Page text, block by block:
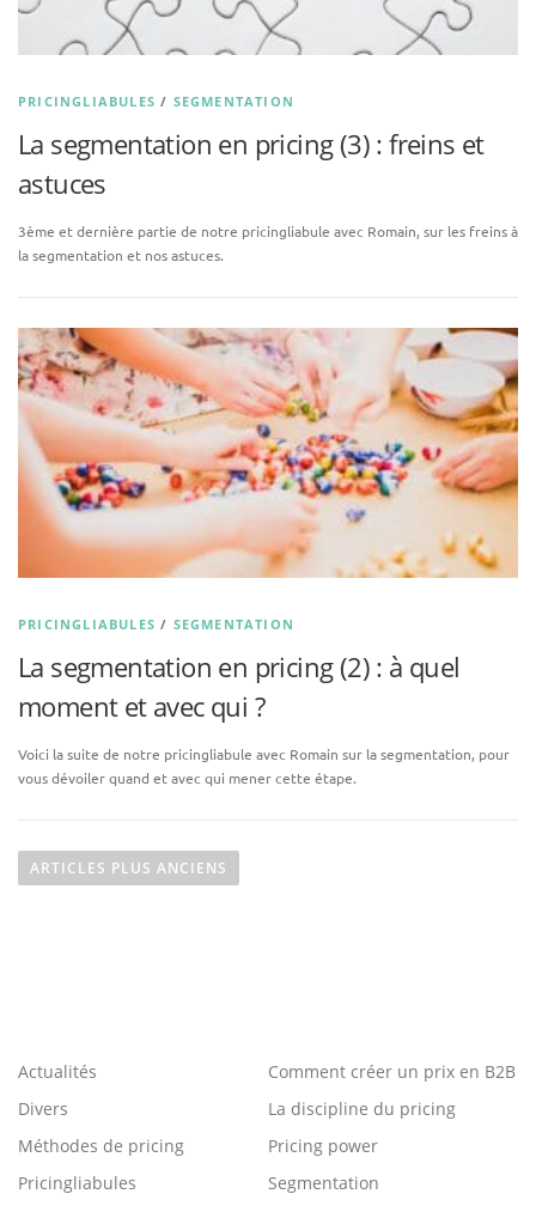
PRICINGLIABULES / SEGMENTATION
La segmentation en pricing (3) : freins et
astuces
3ème et dernière partie de notre pricingliabule avec Romain, sur les freins à
la segmentation et nos astuces.
PRICINGLIABULES / SEGMENTATION
La segmentation en pricing (2) : à quel
moment et avec qui ?
Voici la suite de notre pricingliabule avec Romain sur la segmentation, pour
vous dévoiler quand et avec qui mener cette étape.
v
o
n
d
e
ARTICLES PLUS ANCIENS
Actualités
Comment créer un prix en B2B
Divers
La discipline du pricing
Méthodes de pricing
Pricing power
Pricingliabules
Segmentation